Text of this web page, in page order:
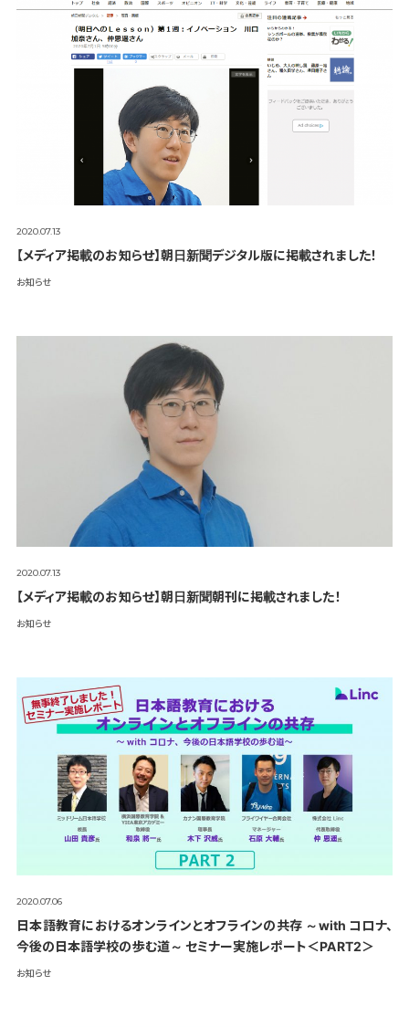
2020.07.13
【メディア掲載のお知らせ】朝日新聞デジタル版に掲載されました！
お知らせ
2020.07.13
【メディア掲載のお知らせ】朝日新聞朝刊に掲載されました！
お知らせ
2020.07.06
日本語教育におけるオンラインとオフラインの共存 ～with コロナ、
今後の日本語学校の歩む道～ セミナー実施レポート＜PART2＞
お知らせ